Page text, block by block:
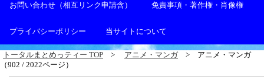
お問い合わせ（相互リンク申請含） 免責事項・著作権・肖像権
プライバシーポリシー 当サイトについて
トータルまとめっティー TOP アニメ・マンガ
アニメ・マンガ
（902 / 2022ページ）